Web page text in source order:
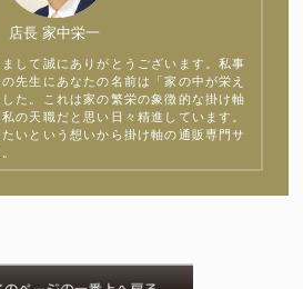
店長 家中栄一
して誠にありがとうございます。私事
先生にあなたの名前は「家の中が栄え
た。これは家の繁栄の象徴的な掛け軸
の天職だと思い日々精進しています。
いという想いから掛け軸の通販専門サ